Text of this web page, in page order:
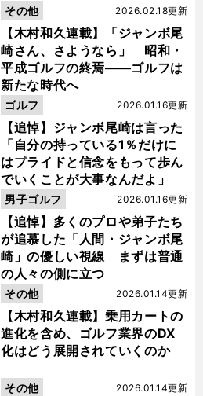
【木村和久連載】「ジャンボ尾
崎さん、さようなら」 昭和・
平成ゴルフの終焉――ゴルフは
新たな時代へ
2026.02.18更新
その他
【追悼】ジャンボ尾崎は言った
「自分の持っている1％だけに
はプライドと信念をもって歩ん
でいくことが大事なんだよ」
2026.01.16更新
ゴルフ
【追悼】多くのプロや弟子たち
が追慕した「人間・ジャンボ尾
崎」の優しい視線 まずは普通
の人々の側に立つ
2026.01.16更新
男子ゴルフ
【木村和久連載】乗用カートの
進化を含め、ゴルフ業界のDX
化はどう展開されていくのか
2026.01.14更新
その他
2026.01.14更新
その他